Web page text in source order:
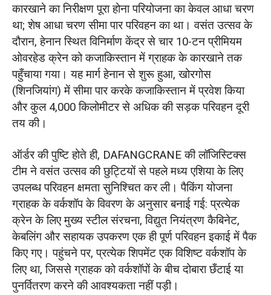
कारखाने का निरीक्षण पूरा होना परियोजना का केवल आधा चरण
था; शेष आधा चरण सीमा पार परिवहन का था। वसंत उत्सव के
दौरान, हेनान स्थित विनिर्माण केंद्र से चार 10-टन प्रीमियम
ओवरहेड क्रेन को कजाकिस्तान में ग्राहक के कारखाने तक
पहुँचाया गया। यह मार्ग हेनान से शुरू हुआ, खोरगोस
(शिनजियांग) में सीमा पार करके कजाकिस्तान में प्रवेश किया
और कुल 4,000 किलोमीटर से अधिक की सड़क परिवहन दूरी
तय की।
ऑर्डर की पुष्टि होते ही, DAFANGCRANE की लॉजिस्टिक्स
टीम ने वसंत उत्सव की छुट्टियों से पहले मध्य एशिया के लिए
उपलब्ध परिवहन क्षमता सुनिश्चित कर ली। पैकिंग योजना
ग्राहक के वर्कशॉप के विवरण के अनुसार बनाई गई: प्रत्येक
क्रेन के लिए मुख्य स्टील संरचना, विद्युत नियंत्रण कैबिनेट,
केबलिंग और सहायक उपकरण एक ही पूर्ण परिवहन इकाई में पैक
किए गए। पहुंचने पर, प्रत्येक शिपमेंट एक विशिष्ट वर्कशॉप के
लिए था, जिससे ग्राहक को वर्कशॉपों के बीच दोबारा छँटाई या
पुनर्वितरण करने की आवश्यकता नहीं पड़ी।